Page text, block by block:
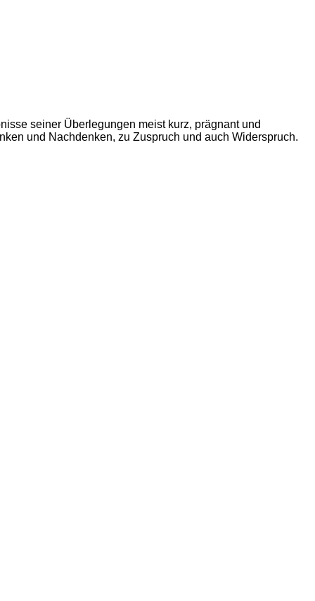
seiner Überlegungen meist kurz, prägnant und
und Nachdenken, zu Zuspruch und auch Widerspruch.